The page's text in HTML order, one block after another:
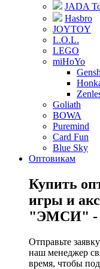
JADA
Hasbro
JOYTOY
L.O.L.
LEGO
miHoYo
Goliath
BOWA
Puremind
Card Fun
Blue Sky
Оптовикам
Купить
игры и
"ЭМСИ" -
Отправьте
наш менеджер
время, чтобы